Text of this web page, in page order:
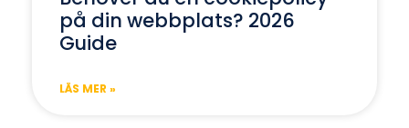
på din webbplats? 2026
Guide
LÄS MER »